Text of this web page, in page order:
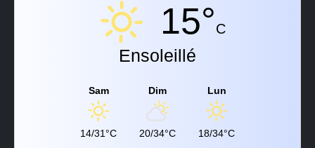
15°C
Ensoleillé
Sam
14/31°C
Dim
20/34°C
Lun
18/34°C